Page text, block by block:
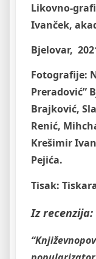
Likovno-
Ivanček,
Bjelovar,
Fotografije:
Preradović”
Brajković,
Renić,
Krešimir
Pejića.
Tisak:
Iz recenzija: